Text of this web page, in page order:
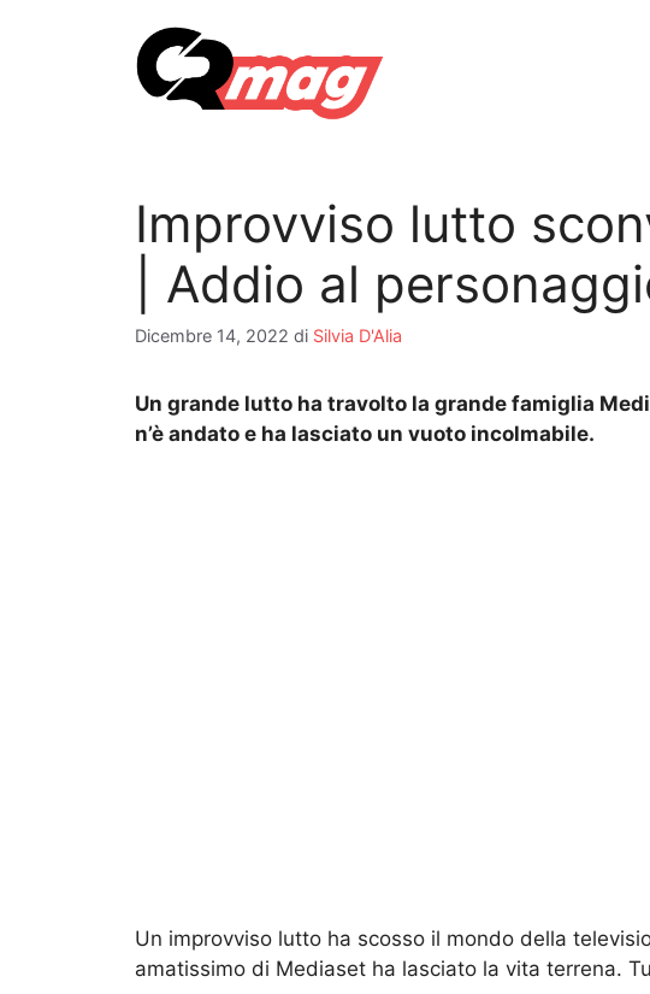
Improvviso lutto
| Addio al
Dicembre 14, 2022 di Silvia D'Alia
Un grande lutto ha travolto la grande famiglia
n’è andato e ha lasciato un vuoto incolmabile.
Un improvviso lutto ha scosso il mondo della
amatissimo di Mediaset ha lasciato la vita terrena.